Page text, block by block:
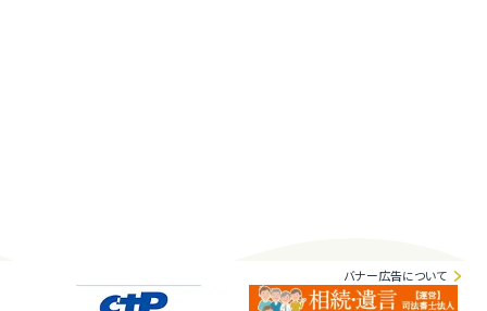
バナー広告について